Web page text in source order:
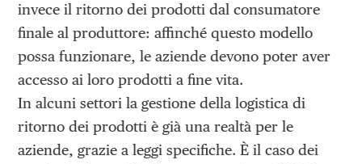
invece il ritorno dei prodotti dal consumatore
finale al produttore: affinché questo modello
possa funzionare, le aziende devono poter aver
accesso ai loro prodotti a fine vita.
In alcuni settori la gestione della logistica di
ritorno dei prodotti è già una realtà per le
aziende, grazie a leggi specifiche. È il caso dei